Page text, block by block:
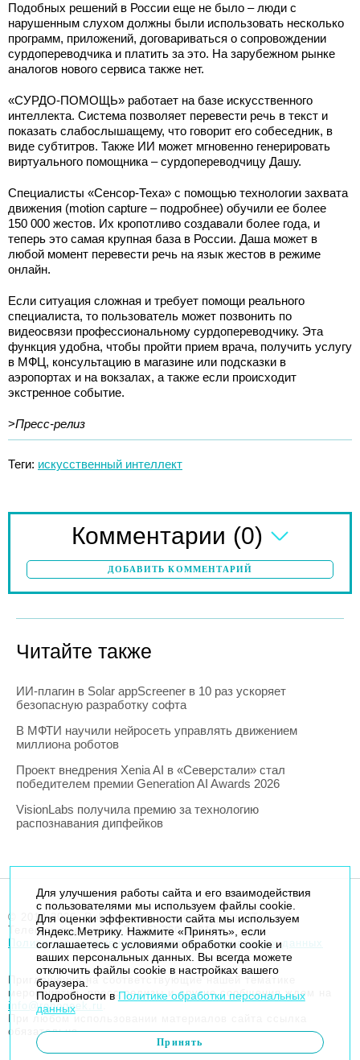
Подобных решений в России еще не было – люди с
нарушенным слухом должны были использовать несколько
программ, приложений, договариваться о сопровождении
сурдопереводчика и платить за это. На зарубежном рынке
аналогов нового сервиса также нет.
«СУРДО-ПОМОЩЬ» работает на базе искусственного
интеллекта. Система позволяет перевести речь в текст и
показать слабослышащему, что говорит его собеседник, в
виде субтитров. Также ИИ может мгновенно генерировать
виртуального помощника – сурдопереводчицу Дашу.
Специалисты «Сенсор-Теха» с помощью технологии захвата
движения (motion capture – подробнее) обучили ее более
150 000 жестов. Их кропотливо создавали более года, и
теперь это самая крупная база в России. Даша может в
любой момент перевести речь на язык жестов в режиме
онлайн.
Если ситуация сложная и требует помощи реального
специалиста, то пользователь может позвонить по
видеосвязи профессиональному сурдопереводчику. Эта
функция удобна, чтобы пройти прием врача, получить услугу
в МФЦ, консультацию в магазине или подсказки в
аэропортах и на вокзалах, а также если происходит
экстренное событие.
>Пресс-релиз
Теги: искусственный интеллект
Комментарии (0)
ДОБАВИТЬ КОММЕНТАРИЙ
Читайте также
ИИ-плагин в Solar appScreener в 10 раз ускоряет
безопасную разработку софта
В МФТИ научили нейросеть управлять движением
миллиона роботов
Проект внедрения Xenia AI в «Северстали» стал
победителем премии Generation AI Awards 2026
VisionLabs получила премию за технологию
распознавания дипфейков
© 2014-2026. Robogeek.ru - проект группы “Текарт”.
Телефон редакции+7(495) 790-7591
Политика в отношении обработки персональных данных
Приглашения на соответствующие нашей тематике
мероприятия, пресс-релизы и другие сообщения ждем на
info@robogeek.ru
При любом использовании материалов сайта ссылка
обязательна.
Для улучшения работы сайта и его взаимодействия
с пользователями мы используем файлы cookie.
Для оценки эффективности сайта мы используем
Яндекс.Метрику. Нажмите «Принять», если
соглашаетесь с условиями обработки cookie и
ваших персональных данных. Вы всегда можете
отключить файлы cookie в настройках вашего
браузера.
Подробности в Политике обработки персональных
данных
Принять